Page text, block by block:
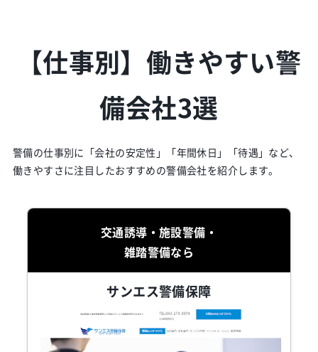
【仕事別】働きやすい警
備会社3選
警備の仕事別に「会社の安定性」「年間休日」「待遇」など、
働きやすさに注目したおすすめの警備会社を紹介します。
交通誘導・施設警備・
雑踏警備なら
サンエス警備保障